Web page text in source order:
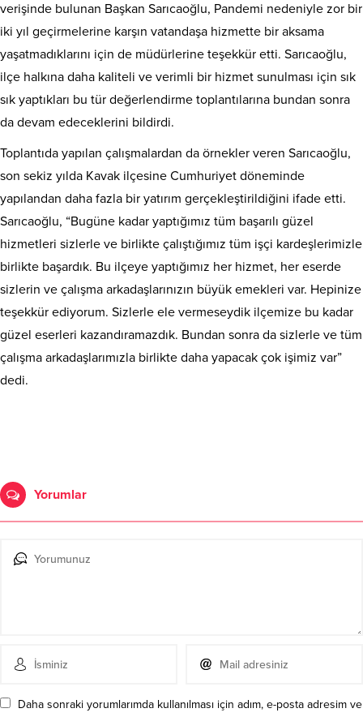
verişinde bulunan Başkan Sarıcaoğlu, Pandemi nedeniyle zor bir
iki yıl geçirmelerine karşın vatandaşa hizmette bir aksama
yaşatmadıklarını için de müdürlerine teşekkür etti. Sarıcaoğlu,
ilçe halkına daha kaliteli ve verimli bir hizmet sunulması için sık
sık yaptıkları bu tür değerlendirme toplantılarına bundan sonra
da devam edeceklerini bildirdi.
Toplantıda yapılan çalışmalardan da örnekler veren Sarıcaoğlu,
son sekiz yılda Kavak ilçesine Cumhuriyet döneminde
yapılandan daha fazla bir yatırım gerçekleştirildiğini ifade etti.
Sarıcaoğlu, “Bugüne kadar yaptığımız tüm başarılı güzel
hizmetleri sizlerle ve birlikte çalıştığımız tüm işçi kardeşlerimizle
birlikte başardık. Bu ilçeye yaptığımız her hizmet, her eserde
sizlerin ve çalışma arkadaşlarınızın büyük emekleri var. Hepinize
teşekkür ediyorum. Sizlerle ele vermeseydik ilçemize bu kadar
güzel eserleri kazandıramazdık. Bundan sonra da sizlerle ve tüm
çalışma arkadaşlarımızla birlikte daha yapacak çok işimiz var”
dedi.
Yorumlar
Daha sonraki yorumlarımda kullanılması için adım, e-posta adresim ve